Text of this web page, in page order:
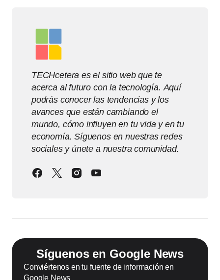
TECHcetera es el sitio web que te
acerca al futuro con la tecnología. Aquí
podrás conocer las tendencias y los
avances que están cambiando el
mundo, cómo influyen en tu vida y en tu
economía. Síguenos en nuestras redes
sociales y únete a nuestra comunidad.
Síguenos en Google News
Conviértenos en tu fuente de información en
Google News